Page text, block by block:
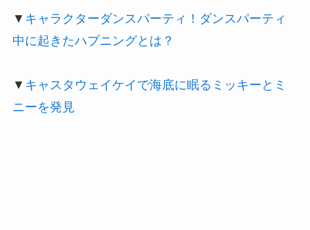
▼ キャラクターダンスパーティ！ダンスパーティ
中に起きたハプニングとは？
▼ キャスタウェイケイで海底に眠るミッキーとミ
ニーを発見